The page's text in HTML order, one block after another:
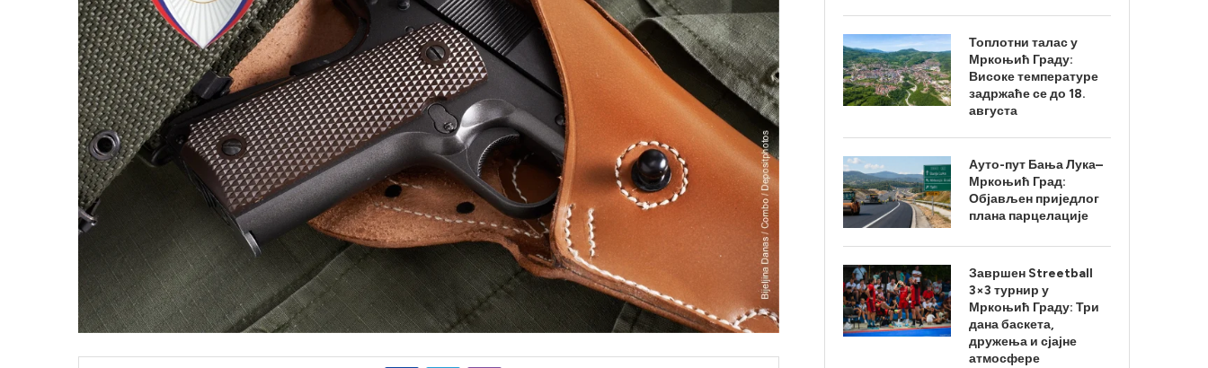
Топлотни талас у
Мркоњић Граду:
Високе температуре
задржаће се до 18.
августа
Ауто-пут Бања Лука–
Мркоњић Град:
Објављен приједлог
плана парцелације
Завршен Streetball
3×3 турнир у
Мркоњић Граду: Три
дана баскета,
дружења и сјајне
атмосфере